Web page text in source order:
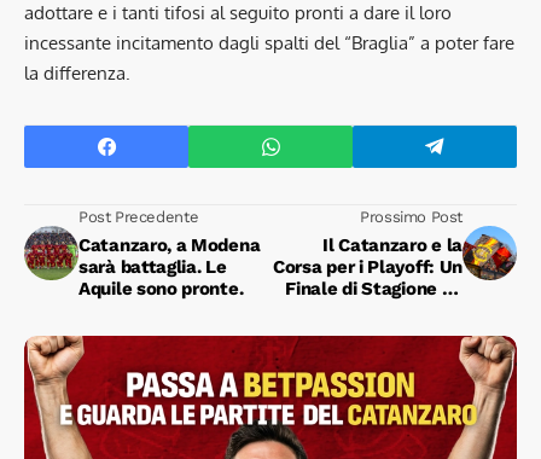
adottare e i tanti tifosi al seguito pronti a dare il loro
incessante incitamento dagli spalti del “Braglia” a poter fare
la differenza.
Post Precedente
Catanzaro, a Modena
sarà battaglia. Le
Aquile sono pronte.
Prossimo Post
Il Catanzaro e la
Corsa per i Playoff: Un
Finale di Stagione da